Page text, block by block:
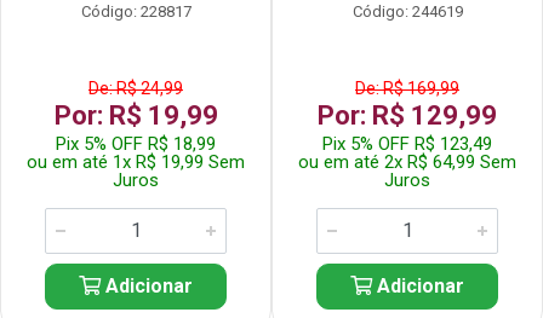
Código: 228817
De: R$ 24,99
Por: R$ 19,99
Pix 5% OFF R$ 18,99
ou em até 1x R$ 19,99 Sem
Juros
Adicionar
Código: 244619
De: R$ 169,99
Por: R$ 129,99
Pix 5% OFF R$ 123,49
ou em até 2x R$ 64,99 Sem
Juros
Adicionar